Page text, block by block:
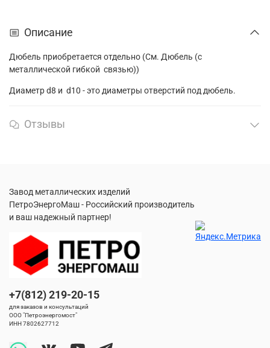
Описание
Дюбель приобретается отдельно (См. Дюбель (с
металлической гибкой связью))
Диаметр d8 и d10 - это диаметры отверстий под дюбель.
Отзывы
+7(812) 219-20-15
для заказов и консультаций
ООО "Петроэнергомост"
ИНН 7802627712
Завод металлических изделий
ПетроЭнергоМаш - Российский производитель
и ваш надежный партнер!